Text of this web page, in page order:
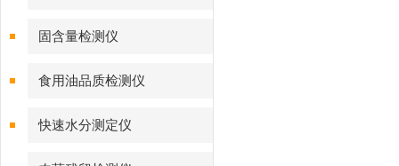
固含量检测仪
食用油品质检测仪
快速水分测定仪